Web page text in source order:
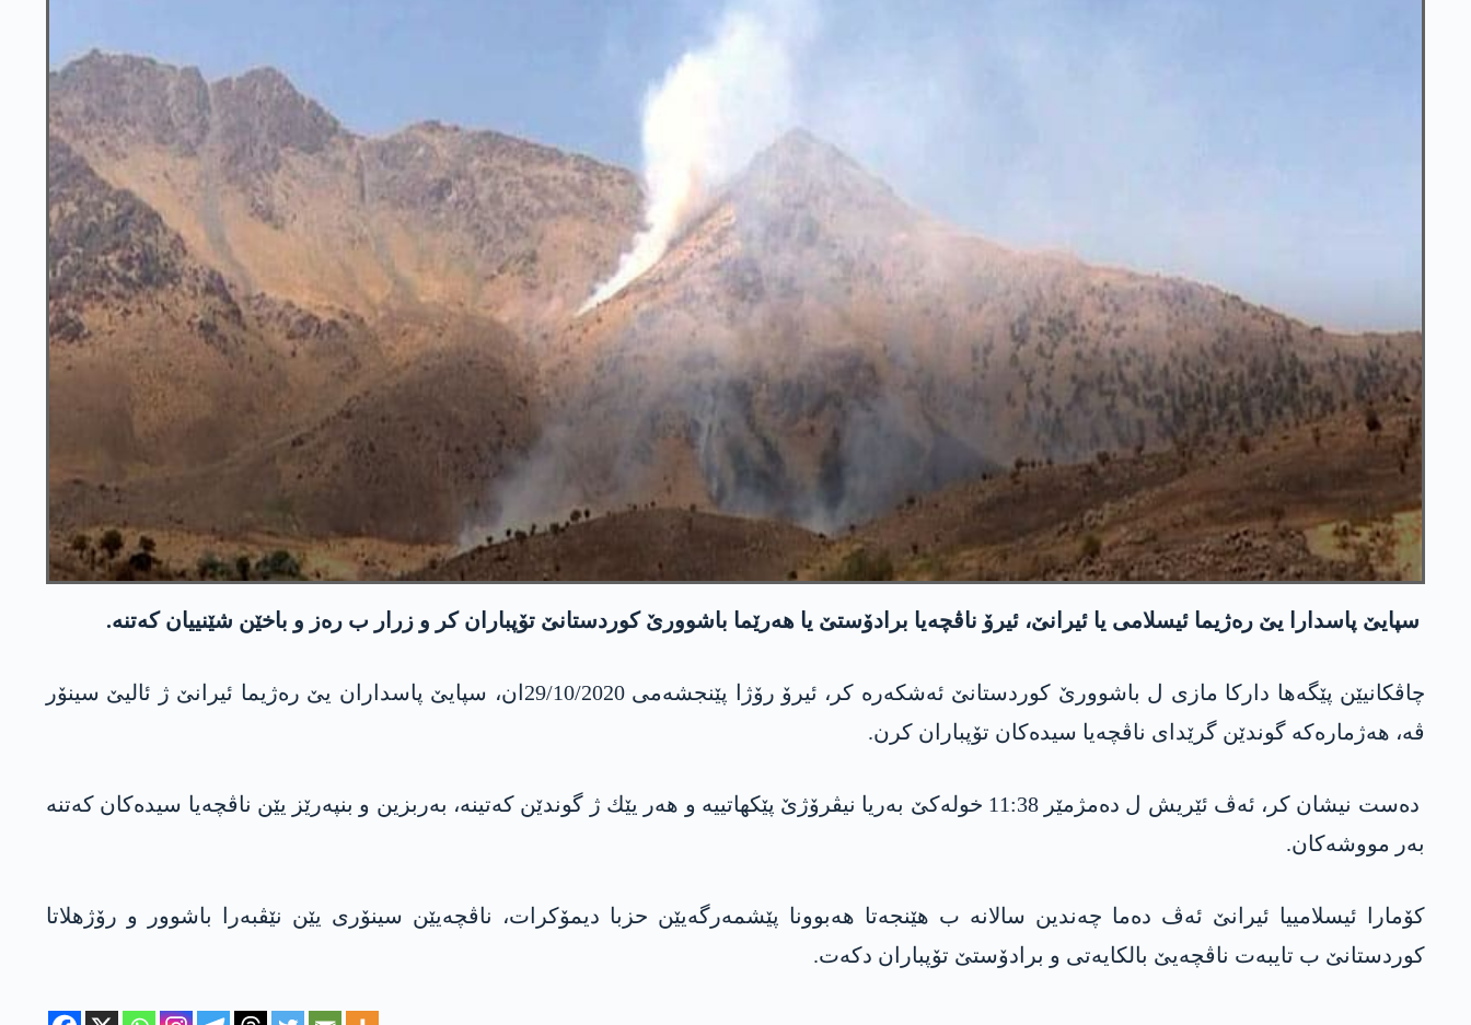
سپایێ پاسدارا یێ ره‌ژیما ئیسلامی یا ئیرانێ، ئیرۆ ناڤچه‌یا برادۆستێ یا هه‌رێما باشوورێ كوردستانێ تۆپباران كر و زرار ب ره‌ز و باخێن شێنییان كه‌تنه‌.
چاڤكانیێن پێگه‌ها داركا مازی ل باشوورێ كوردستانێ ئه‌شكه‌ره‌ كر، ئیرۆ رۆژا پێنجشه‌می 29/10/2020ان، سپایێ پاسداران یێ ره‌ژیما ئیرانێ ژ ئالیێ سینۆر
ڤه‌، هه‌ژماره‌كه‌ گوندێن گرێدای ناڤچه‌یا سیده‌كان تۆپباران كرن.
ده‌ست نیشان كر، ئه‌ڤ ئێریش ل ده‌مژمێر 11:38 خوله‌كێ به‌ریا نیڤرۆژێ پێكهاتییه‌ و هه‌ر یێك ژ گوندێن کەتینە، بەربزین و بنپەرێز یێن ناڤچه‌یا سیده‌كان كه‌تنه‌
به‌ر مووشه‌كان.
كۆمارا ئیسلامییا ئیرانێ ئه‌ڤ ده‌ما چه‌ندین سالانه‌ ب هێنجه‌تا هه‌بوونا پێشمه‌رگه‌یێن حزبا دیمۆكرات، ناڤچه‌یێن سینۆری یێن نێڤبه‌را باشوور و رۆژهلاتا
كوردستانێ ب تایبه‌ت ناڤچه‌یێ بالكایه‌تی و برادۆستێ تۆپباران دكه‌ت.